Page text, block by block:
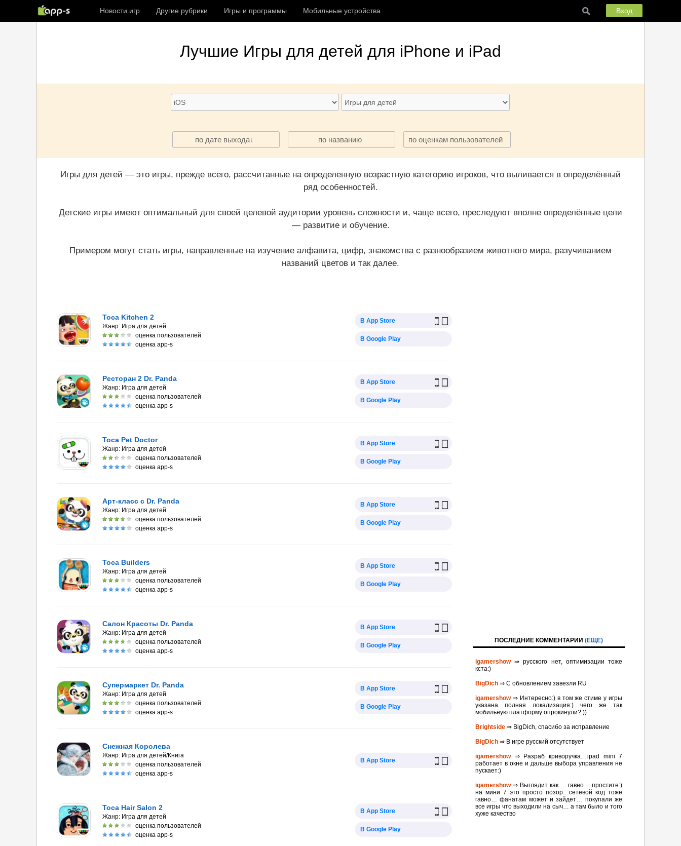
Новости игр Другие рубрики Игры и программы Мобильные устройства Вход
Лучшие Игры для детей для iPhone и iPad
по дате выхода · по названию · по оценкам пользователей
Игры для детей — это игры, прежде всего, рассчитанные на определенную возрастную категорию игроков, что выливается в определённый
ряд особенностей.
Детские игры имеют оптимальный для своей целевой аудитории уровень сложности и, чаще всего, преследуют вполне определённые цели
— развитие и обучение.
Примером могут стать игры, направленные на изучение алфавита, цифр, знакомства с разнообразием животного мира, разучиванием
названий цветов и так далее.
Toca Kitchen 2
Жанр: Игра для детей
оценка пользователей
оценка app-s
В App Store
В Google Play
Ресторан 2 Dr. Panda
Жанр: Игра для детей
оценка пользователей
оценка app-s
В App Store
В Google Play
Toca Pet Doctor
Жанр: Игра для детей
оценка пользователей
оценка app-s
В App Store
В Google Play
Арт-класс с Dr. Panda
Жанр: Игра для детей
оценка пользователей
оценка app-s
В App Store
В Google Play
Toca Builders
Жанр: Игра для детей
оценка пользователей
оценка app-s
В App Store
В Google Play
Салон Красоты Dr. Panda
Жанр: Игра для детей
оценка пользователей
оценка app-s
В App Store
В Google Play
Супермаркет Dr. Panda
Жанр: Игра для детей
оценка пользователей
оценка app-s
В App Store
В Google Play
Снежная Королева
Жанр: Игра для детей/Книга
оценка пользователей
оценка app-s
В App Store
Toca Hair Salon 2
Жанр: Игра для детей
оценка пользователей
оценка app-s
В App Store
В Google Play
ПОСЛЕДНИЕ КОММЕНТАРИИ (ЕЩЁ)
igamershow⇒ русского нет, оптимизации тоже
кста:)
BigDich ⇒ С обновлением завезли RU
igamershow⇒ Интересно:) в том же стиме у игры
указана полная локализация:) чего же так
мобильную платформу опрокинули?:))
Brightside ⇒ BigDich, спасибо за исправление
BigDich ⇒ В игре русский отсутствует
igamershow⇒ Разраб криворучка.. ipad mini 7
работает в окне и дальше выбора управления не
пускает:)
igamershow⇒ Выглядит как…. гавно… простите:)
на мини 7 это просто позор.. сетевой код тоже
гавно… фанатам может и зайдет… покупали же
все игры что выходили на сыч… а там было и того
хуже качество